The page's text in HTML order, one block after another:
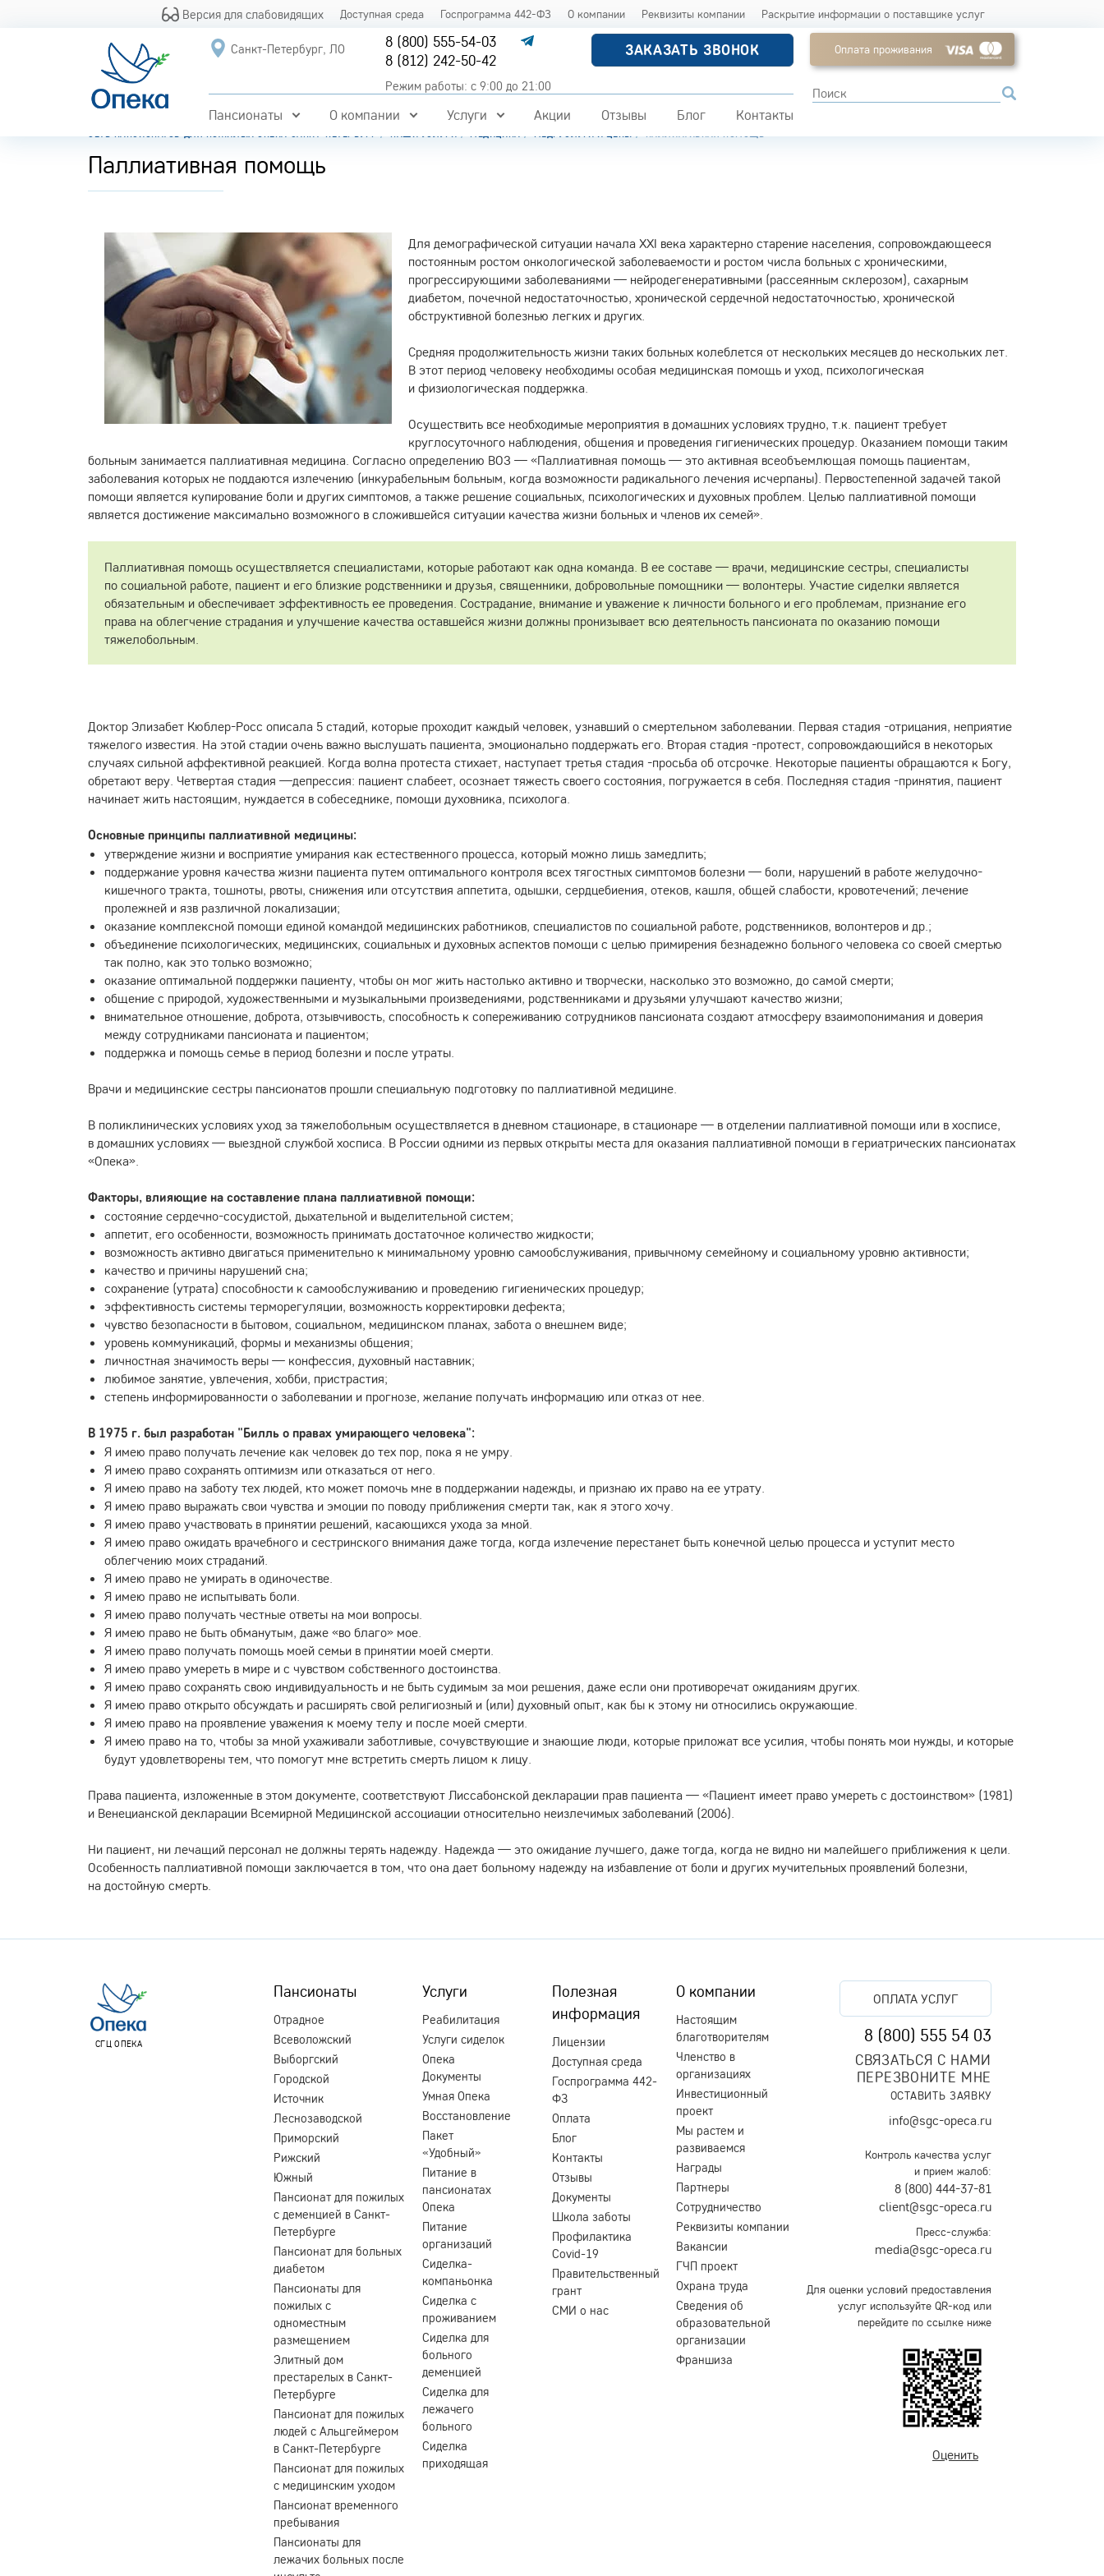
Версия для слабовидящих Доступная среда Госпрограмма 442-ФЗ О компании Реквизиты компании Раскрытие информации о поставщике услуг
Санкт-Петербург, ЛО
8 (800) 555-54-03
8 (812) 242-50-42
Режим работы: с 9:00 до 21:00
ЗАКАЗАТЬ ЗВОНОК
Пансионаты О компании Услуги Акции Отзывы Блог Контакты
Оплата проживания
СЕТЬ ПАНСИОНАТОВ ДЛЯ ПОЖИЛЫХ ОПЕКА САНКТ-ПЕТЕРБУРГ НАШИ УСЛУГИ МЕДИЦИНА МЕД. УСЛУГИ И ЦЕНЫ ПАЛЛИАТИВНАЯ ПОМОЩЬ
Паллиативная помощь
Для демографической ситуации начала XXI века характерно старение населения, сопровождающееся
постоянным ростом онкологической заболеваемости и ростом числа больных с хроническими,
прогрессирующими заболеваниями — нейродегенеративными (рассеянным склерозом), сахарным
диабетом, почечной недостаточностью, хронической сердечной недостаточностью, хронической
обструктивной болезнью легких и других.
Средняя продолжительность жизни таких больных колеблется от нескольких месяцев до нескольких лет.
В этот период человеку необходимы особая медицинская помощь и уход, психологическая
и физиологическая поддержка.
Осуществить все необходимые мероприятия в домашних условиях трудно, т.к. пациент требует
круглосуточного наблюдения, общения и проведения гигиенических процедур. Оказанием помощи таким
больным занимается паллиативная медицина. Согласно определению ВОЗ — «Паллиативная помощь — это активная всеобъемлющая помощь пациентам,
заболевания которых не поддаются излечению (инкурабельным больным, когда возможности радикального лечения исчерпаны). Первостепенной задачей такой
помощи является купирование боли и других симптомов, а также решение социальных, психологических и духовных проблем. Целью паллиативной помощи
является достижение максимально возможного в сложившейся ситуации качества жизни больных и членов их семей».
Паллиативная помощь осуществляется специалистами, которые работают как одна команда. В ее составе — врачи, медицинские сестры, специалисты
по социальной работе, пациент и его близкие родственники и друзья, священники, добровольные помощники — волонтеры. Участие сиделки является
обязательным и обеспечивает эффективность ее проведения. Сострадание, внимание и уважение к личности больного и его проблемам, признание его
права на облегчение страдания и улучшение качества оставшейся жизни должны пронизывает всю деятельность пансионата по оказанию помощи
тяжелобольным.
Доктор Элизабет Кюблер-Росс описала 5 стадий, которые проходит каждый человек, узнавший о смертельном заболевании. Первая стадия -отрицания, неприятие
тяжелого известия. На этой стадии очень важно выслушать пациента, эмоционально поддержать его. Вторая стадия -протест, сопровождающийся в некоторых
случаях сильной аффективной реакцией. Когда волна протеста стихает, наступает третья стадия -просьба об отсрочке. Некоторые пациенты обращаются к Богу,
обретают веру. Четвертая стадия —депрессия: пациент слабеет, осознает тяжесть своего состояния, погружается в себя. Последняя стадия -принятия, пациент
начинает жить настоящим, нуждается в собеседнике, помощи духовника, психолога.
Основные принципы паллиативной медицины:
утверждение жизни и восприятие умирания как естественного процесса, который можно лишь замедлить;
поддержание уровня качества жизни пациента путем оптимального контроля всех тягостных симптомов болезни — боли, нарушений в работе желудочно-
кишечного тракта, тошноты, рвоты, снижения или отсутствия аппетита, одышки, сердцебиения, отеков, кашля, общей слабости, кровотечений; лечение
пролежней и язв различной локализации;
оказание комплексной помощи единой командой медицинских работников, специалистов по социальной работе, родственников, волонтеров и др.;
объединение психологических, медицинских, социальных и духовных аспектов помощи с целью примирения безнадежно больного человека со своей смертью
так полно, как это только возможно;
оказание оптимальной поддержки пациенту, чтобы он мог жить настолько активно и творчески, насколько это возможно, до самой смерти;
общение с природой, художественными и музыкальными произведениями, родственниками и друзьями улучшают качество жизни;
внимательное отношение, доброта, отзывчивость, способность к сопереживанию сотрудников пансионата создают атмосферу взаимопонимания и доверия
между сотрудниками пансионата и пациентом;
поддержка и помощь семье в период болезни и после утраты.
Врачи и медицинские сестры пансионатов прошли специальную подготовку по паллиативной медицине.
В поликлинических условиях уход за тяжелобольным осуществляется в дневном стационаре, в стационаре — в отделении паллиативной помощи или в хосписе,
в домашних условиях — выездной службой хосписа. В России одними из первых открыты места для оказания паллиативной помощи в гериатрических пансионатах
«Опека».
Факторы, влияющие на составление плана паллиативной помощи:
состояние сердечно-сосудистой, дыхательной и выделительной систем;
аппетит, его особенности, возможность принимать достаточное количество жидкости;
возможность активно двигаться применительно к минимальному уровню самообслуживания, привычному семейному и социальному уровню активности;
качество и причины нарушений сна;
сохранение (утрата) способности к самообслуживанию и проведению гигиенических процедур;
эффективность системы терморегуляции, возможность корректировки дефекта;
чувство безопасности в бытовом, социальном, медицинском планах, забота о внешнем виде;
уровень коммуникаций, формы и механизмы общения;
личностная значимость веры — конфессия, духовный наставник;
любимое занятие, увлечения, хобби, пристрастия;
степень информированности о заболевании и прогнозе, желание получать информацию или отказ от нее.
В 1975 г. был разработан "Билль о правах умирающего человека":
Я имею право получать лечение как человек до тех пор, пока я не умру.
Я имею право сохранять оптимизм или отказаться от него.
Я имею право на заботу тех людей, кто может помочь мне в поддержании надежды, и признаю их право на ее утрату.
Я имею право выражать свои чувства и эмоции по поводу приближения смерти так, как я этого хочу.
Я имею право участвовать в принятии решений, касающихся ухода за мной.
Я имею право ожидать врачебного и сестринского внимания даже тогда, когда излечение перестанет быть конечной целью процесса и уступит место
облегчению моих страданий.
Я имею право не умирать в одиночестве.
Я имею право не испытывать боли.
Я имею право получать честные ответы на мои вопросы.
Я имею право не быть обманутым, даже «во благо» мое.
Я имею право получать помощь моей семьи в принятии моей смерти.
Я имею право умереть в мире и с чувством собственного достоинства.
Я имею право сохранять свою индивидуальность и не быть судимым за мои решения, даже если они противоречат ожиданиям других.
Я имею право открыто обсуждать и расширять свой религиозный и (или) духовный опыт, как бы к этому ни относились окружающие.
Я имею право на проявление уважения к моему телу и после моей смерти.
Я имею право на то, чтобы за мной ухаживали заботливые, сочувствующие и знающие люди, которые приложат все усилия, чтобы понять мои нужды, и которые
будут удовлетворены тем, что помогут мне встретить смерть лицом к лицу.
Права пациента, изложенные в этом документе, соответствуют Лиссабонской декларации прав пациента — «Пациент имеет право умереть с достоинством» (1981)
и Венецианской декларации Всемирной Медицинской ассоциации относительно неизлечимых заболеваний (2006).
Ни пациент, ни лечащий персонал не должны терять надежду. Надежда — это ожидание лучшего, даже тогда, когда не видно ни малейшего приближения к цели.
Особенность паллиативной помощи заключается в том, что она дает больному надежду на избавление от боли и других мучительных проявлений болезни,
на достойную смерть.
СГЦ ОПЕКА
Пансионаты
Отрадное
Всеволожский
Выборгский
Городской
Источник
Леснозаводской
Приморский
Рижский
Южный
Пансионат для пожилых
с деменцией в Санкт-
Петербурге
Пансионат для больных
диабетом
Пансионаты для
пожилых с
одноместным
размещением
Элитный дом
престарелых в Санкт-
Петербурге
Пансионат для пожилых
людей с Альцгеймером
в Санкт-Петербурге
Пансионат для пожилых
с медицинским уходом
Пансионат временного
пребывания
Пансионаты для
лежачих больных после
Услуги
Реабилитация
Услуги сиделок
Опека
Документы
Умная Опека
Восстановление
Пакет
«Удобный»
Питание в
пансионатах
Опека
Питание
организаций
Сиделка-
компаньонка
Сиделка с
проживанием
Сиделка для
больного
деменцией
Сиделка для
лежачего
больного
Сиделка
приходящая
Полезная
информация
Лицензии
Доступная среда
Госпрограмма 442-
ФЗ
Оплата
Блог
Контакты
Отзывы
Документы
Школа заботы
Профилактика
Covid-19
Правительственный
грант
СМИ о нас
О компании
Настоящим
благотворителям
Членство в
организациях
Инвестиционный
проект
Мы растем и
развиваемся
Награды
Партнеры
Сотрудничество
Реквизиты компании
Вакансии
ГЧП проект
Охрана труда
Сведения об
образовательной
организации
Франшиза
ОПЛАТА УСЛУГ
8 (800) 555 54 03
СВЯЗАТЬСЯ С НАМИ
ПЕРЕЗВОНИТЕ МНЕ
ОСТАВИТЬ ЗАЯВКУ
info@sgc-opeca.ru
Контроль качества услуг
и прием жалоб:
8 (800) 444-37-81
client@sgc-opeca.ru
Пресс-служба:
media@sgc-opeca.ru
Для оценки условий предоставления
услуг используйте QR-код или
перейдите по ссылке ниже
Оценить